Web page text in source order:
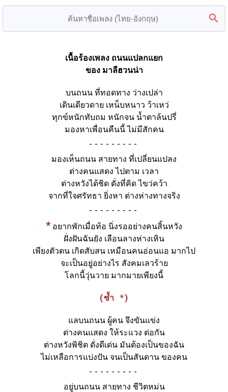
เนื้อร้องเพลง ถนนแปลกแยก
ของ มาลีฮวนน่า
บนถนน ที่ทอดทาง ว่างเปล่า
เดินเดียวดาย เหน็บหนาว ว้าเหว่
ทุกข์หนักทับถม หนักจน น้ำตาล้นปรี่
มองหาเพื่อนคืนนี้ ไม่มีสักคน
-
มองเห็นถนน สายทาง ที่เปลี่ยนแปลง
ต่างคนแสดง ไปตาม เวลา
ต่างหวังได้ชิด ดั่งที่คิด ไขว่คว้า
จากที่ใจศรัทธา ยิ่งหา ต่างห่างทางจริง
-
* อยากพักเมื่อท้อ นิ่งรออย่างคนสิ้นหวัง
ฝั่งฝันฉันยัง เลือนลางห่างเหิน
เพียงตัวตน เกิดสับสน เหมือนคนอ่อนแอ มากไป
จะเป็นอยู่อย่างไร สังคมเลวร้าย
โลกนี้วุ่นวาย มากมายเพียงนี้
(ซ้ำ *)
แลบนถนน ผู้คน จึงขันแข่ง
ต่างคนแสดง ให้ระแวง ต่อกัน
ต่างหวังพิชิต ดั่งดีเด่น มันต้องเป็นของฉัน
ไม่เหลือการแบ่งปัน จนเป็นสันดาน ของคน
-
อยู่บนถนน สายทาง ชีวิตหม่น